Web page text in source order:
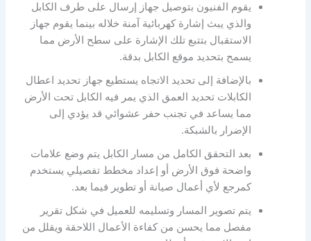
يقوم الفنيون بتوصيل جهاز إرسال على طرف الكابل
والذي يبث إشارة كهربائية آمنة خلاله بينما يقوم جهاز
الاستقبال بتتبع تلك الإشارة على سطح الأرض مما
يسمح بتحديد موقع الكابل بدقة.
بالإضافة إلى تحديد الاتجاه يستطيع جهاز تحديد اعطال
الكابلات تحديد العمق الذي يمر فيه الكابل تحت الأرض
مما يساعد في تجنب حفر عشوائي قد يؤدي إلى
الإضرار بالشبكة.
بعد التحقق الكامل من مسار الكابل يتم وضع علامات
واضحة فوق الأرض أو إعداد مخطط تفصيلي يستخدم
كمرجع لأي أعمال صيانة أو تطوير فيما بعد.
يتم تصوير المسار وتسليمه للعميل في شكل تقرير
مفصل مما يحسن من كفاءة الأعمال اللاحقة ويقلل من